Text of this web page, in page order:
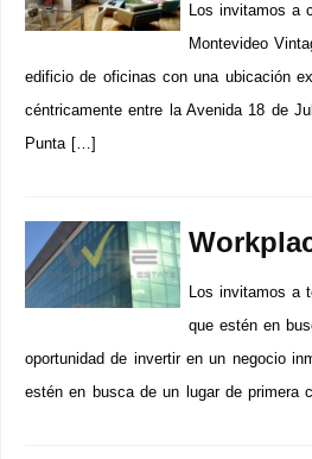
Los invitamos a
Montevideo
edificio de oficinas con una ubicación
céntricamente entre la Avenida 18 de
Punta […]
Los invitamos a
que estén en
oportunidad de invertir en un negocio
estén en busca de un lugar de primera